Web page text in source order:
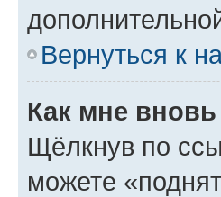
Вернуться к
Как мне
Щёлкнув по
можете